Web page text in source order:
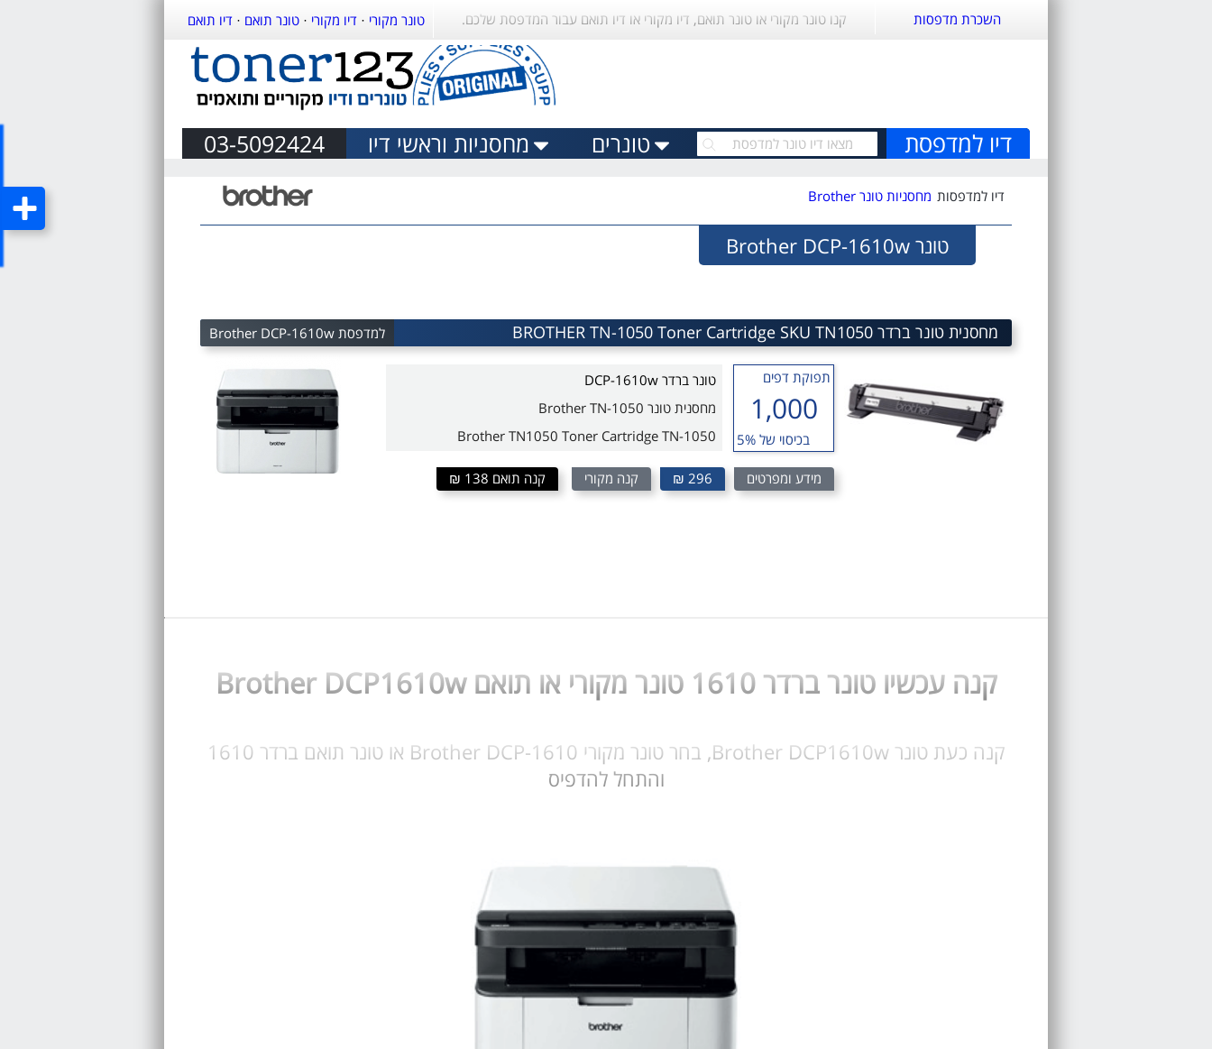
השכרת מדפסות קנו טונר מקורי או טונר תואם, דיו מקורי או דיו תואם עבור המדפסת שלכם. טונר מקורי · דיו מקורי · טונר תואם · דיו תואם
דיו למדפסת 03-5092424 מחסניות וראשי דיו טונרים
דיו למדפסות מחסניות טונר Brother
טונר Brother DCP-1610w
מחסנית טונר ברדר BROTHER TN-1050 Toner Cartridge SKU TN1050 למדפסת Brother DCP-1610w
תפוקת דפים
1,000
בכיסוי של 5%
טונר ברדר DCP-1610w
מחסנית טונר Brother TN-1050
Brother TN1050 Toner Cartridge TN-1050
מידע ומפרטים 296 ₪ קנה מקורי קנה תואם 138 ₪
קנה עכשיו טונר ברדר 1610 טונר מקורי או תואם Brother DCP1610w
קנה כעת טונר Brother DCP1610w, בחר טונר מקורי Brother DCP-1610 או טונר תואם ברדר 1610
והתחל להדפיס